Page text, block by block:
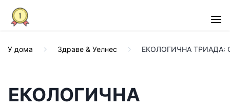
У дома Здраве & Уелнес ЕКОЛОГИЧНА ТРИАДА:
ЕКОЛОГИЧНА